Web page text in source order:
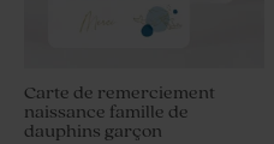
Carte de remerciement
naissance famille de
dauphins garçon